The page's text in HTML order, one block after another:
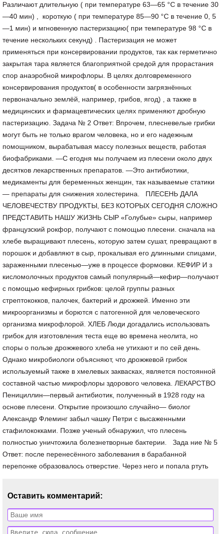
Различают длительную ( при температуре 63—65 °C в течение 30
—40 мин) , короткую ( при температуре 85—90 °C в течение 0, 5
—1 мин) и мгновенную пастеризацию( при температуре 98 °C в
течение нескольких секунд) . Пастеризация не может
применяться при консервировании продуктов, так как герметично
закрытая тара является благоприятной средой для прорастания
спор анаэробной микрофлоры. В целях долговременного
консервирования продуктов( в особенности загрязнённых
первоначально землёй, например, грибов, ягод) , а также в
медицинских и фармацевтических целях применяют дробную
пастеризацию. Задача № 2 Ответ: Впрочем, плесневелые грибки
могут быть не только врагом человека, но и его надежным
помощником, вырабатывая массу полезных веществ, работая
биофабриками. —С егодня мы получаем из плесени около двух
десятков лекарственных препаратов. —Это антибиотики,
медикаменты для беременных женщин, так называемые статики
— препараты для снижения холестерина. ПЛЕСЕНЬ ДАЛА
ЧЕЛОВЕЧЕСТВУ ПРОДУКТЫ, БЕЗ КОТОРЫХ СЕГОДНЯ СЛОЖНО
ПРЕДСТАВИТЬ НАШУ ЖИЗНЬ СЫР «Голубые» сыры, например
французский рокфор, получают с помощью плесени. сначала на
хлебе выращивают плесень, которую затем сушат, превращают в
порошок и добавляют в сыр, прокалывая его длинными спицами,
зараженными плесенью—уже в процессе формовки. КЕФИР И з
кисломолочных продуктов самый популярный—кефир—получают
с помощью кефирных грибков: целой группы разных
стрептококков, палочек, бактерий и дрожжей. Именно эти
микроорганизмы и борются с патогенной для человеческого
организма микрофлорой. ХЛЕБ Люди догадались использовать
грибок для изготовления теста еще во времена неолита, но
споры о пользе дрожжевого хлеба не утихают и по сей день.
Однако микробиологи объясняют, что дрожжевой грибок
используемый также в хмелевых заквасках, является постоянной
составной частью микрофлоры здорового человека. ЛЕКАРСТВО
Пенициллин—первый антибиотик, полученный в 1928 году на
основе плесени. Открытие произошло случайно— биолог
Александр Флеминг забыл чашку Петри с высаженными
стафилококками. Позже ученый обнаружил, что плесень
полностью уничтожила болезнетворные бактерии. Зада ние № 5
Ответ: после перенесённого заболевания в барабанной
перепонке образовалось отверстие. Через него и попала ртуть
Оставить комментарий: